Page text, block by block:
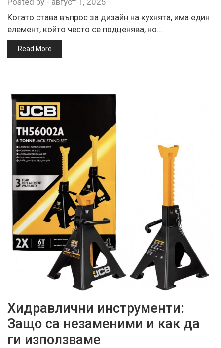
Когато става въпрос за дизайн на кухнята, има един
елемент, който често се подценява, но…
Read More
Хидравлични инструменти:
Защо са незаменими и как да
ги използваме